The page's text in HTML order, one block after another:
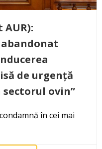
de urgență
ovin”
în cei mai